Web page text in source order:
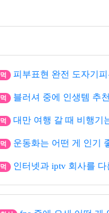
먹 피부표현 완전 도자기
먹 블러셔 중에 인생템 추
먹 대만 여행 갈 때 비행기
먹 운동화는 어떤 게 인기
먹 인터넷과 iptv 회사를